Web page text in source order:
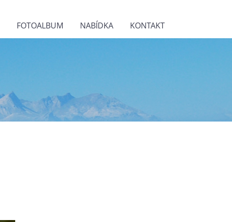
FOTOALBUM NABÍDKA KONTAKT